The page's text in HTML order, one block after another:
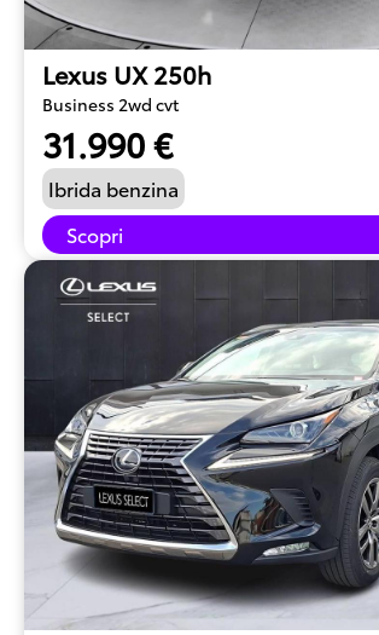
Lexus UX 250h
Business 2wd cvt
31.990 €
Ibrida benzina
Scopri